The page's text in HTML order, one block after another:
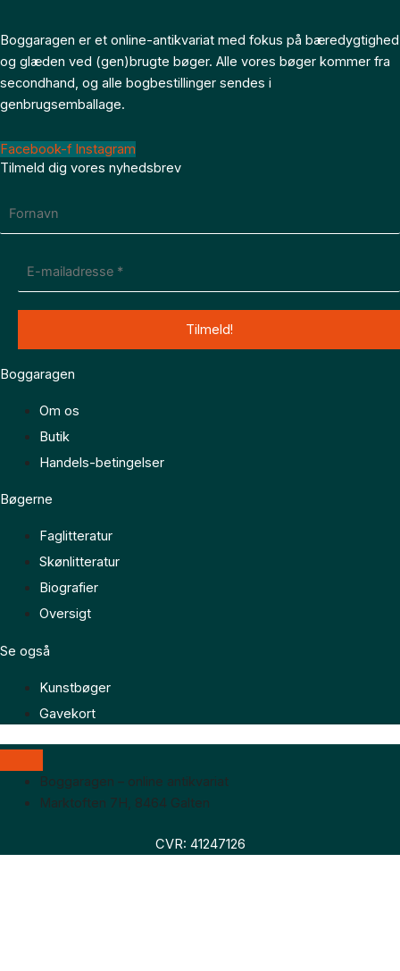
Boggaragen er et online-antikvariat med fokus på bæredygtighed
og glæden ved (gen)brugte bøger. Alle vores bøger kommer fra
secondhand, og alle bogbestillinger sendes i
genbrugsemballage.
Facebook-f Instagram
Tilmeld dig vores nyhedsbrev
Boggaragen
Om os
Butik
Handels-betingelser
Bøgerne
Faglitteratur
Skønlitteratur
Biografier
Oversigt
Se også
Kunstbøger
Gavekort
Boggaragen – online antikvariat
Marktoften 7H, 8464 Galten
CVR: 41247126